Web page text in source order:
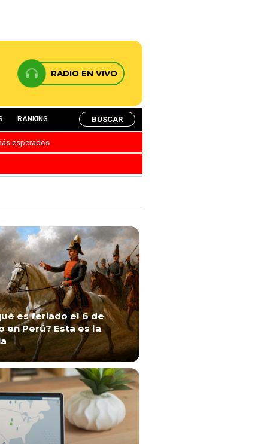
RADIO EN VIVO
RANKING BUSCAR
esperados
es feriado el 6 de
en Perú? Esta es la